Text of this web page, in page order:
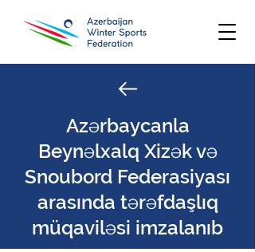
Azərbaycanla
Beynəlxalq Xizək və
Snoubord Federasiyası
arasında tərəfdaşlıq
müqaviləsi imzalanıb